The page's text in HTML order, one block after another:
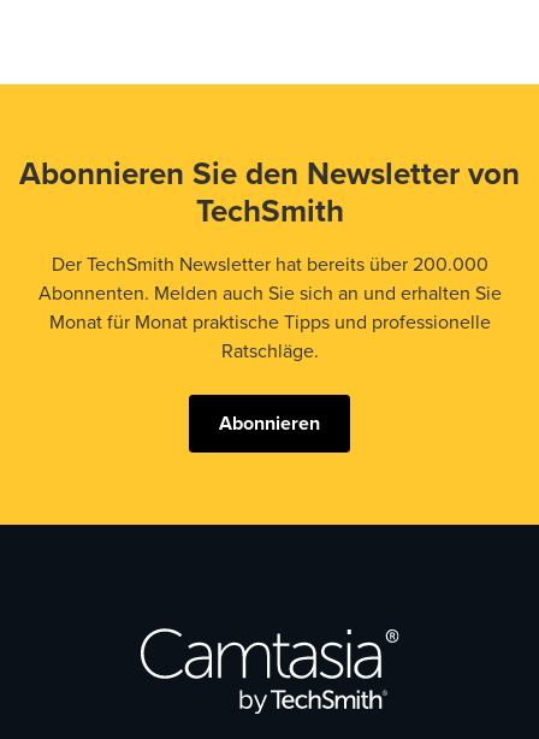
Abonnieren Sie den Newsletter von
TechSmith
Der TechSmith Newsletter hat bereits über 200.000
Abonnenten. Melden auch Sie sich an und erhalten Sie
Monat für Monat praktische Tipps und professionelle
Ratschläge.
Abonnieren